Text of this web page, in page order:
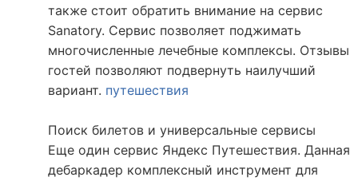
также стоит обратить внимание на сервис
Sanatory. Сервис позволяет поджимать
многочисленные лечебные комплексы. Отзывы
гостей позволяют подвернуть наилучший
вариант. путешествия
Поиск билетов и универсальные сервисы
Еще один сервис Яндекс Путешествия. Данная
дебаркадер комплексный инструмент для